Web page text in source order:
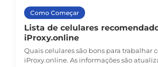
Como Começar
Lista de celulares
iProxy.online
Quais celulares são bons para trabalhar
iProxy.online. As informações são